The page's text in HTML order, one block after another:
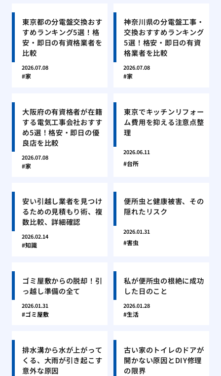
東京都の分電盤交換おす
すめランキング5選！格
安・即日の有資格業者を
比較
2026.07.08
家
神奈川県の分電盤工事・
交換おすすめランキング
5選！格安・即日の有資
格業者を比較
2026.07.08
家
大阪府の有資格者が在籍
する電気工事会社おすす
め5選！格安・即日の優
良店を比較
2026.07.08
家
東京でキッチンリフォー
ム費用を抑える注意点整
理
2026.06.11
台所
安い引越し業者を見つけ
るための見積もり術、複
数比較、詳細確認
2026.02.14
知識
便所虫と健康被害、その
隠れたリスク
2026.01.31
害虫
ゴミ屋敷からの脱却！引
っ越し準備の全て
2026.01.31
ゴミ屋敷
私が便所虫の根絶に成功
した日のこと
2026.01.28
生活
排水溝から水が上がって
くる、大雨が引き起こす
意外な原因
古い家のトイレのドアが
開かない原因とDIY修理
の限界